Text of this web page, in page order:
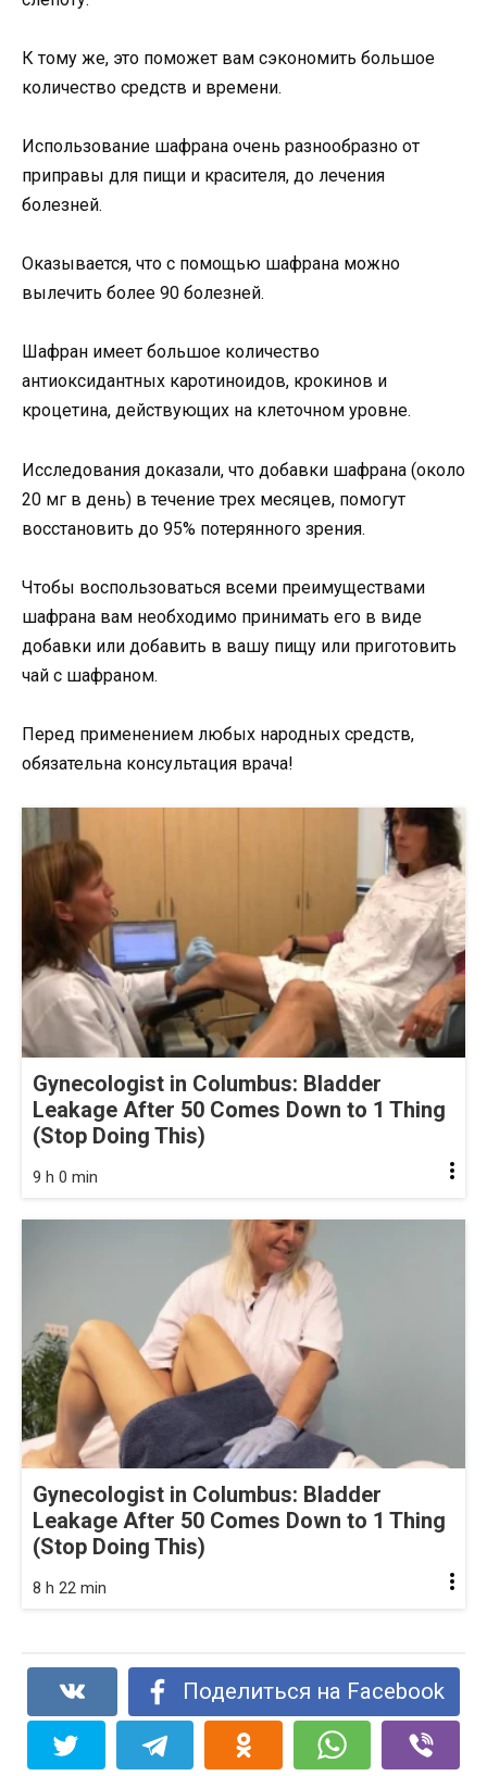
К тому же, это поможет вам сэкономить большое
количество средств и времени.
Использование шафрана очень разнообразно от
приправы для пищи и красителя, до лечения
болезней.
Оказывается, что с помощью шафрана можно
вылечить более 90 болезней.
Шафран имеет большое количество
антиоксидантных каротиноидов, крокинов и
кроцетина, действующих на клеточном уровне.
Исследования доказали, что добавки шафрана (около
20 мг в день) в течение трех месяцев, помогут
восстановить до 95% потерянного зрения.
Чтобы воспользоваться всеми преимуществами
шафрана вам необходимо принимать его в виде
добавки или добавить в вашу пищу или приготовить
чай с шафраном.
Перед применением любых народных средств,
обязательна консультация врача!
Gynecologist in Columbus: Bladder
Leakage After 50 Comes Down to 1 Thing
(Stop Doing This)
9 h 0 min
Gynecologist in Columbus: Bladder
Leakage After 50 Comes Down to 1 Thing
(Stop Doing This)
8 h 22 min
Поделиться на Facebook